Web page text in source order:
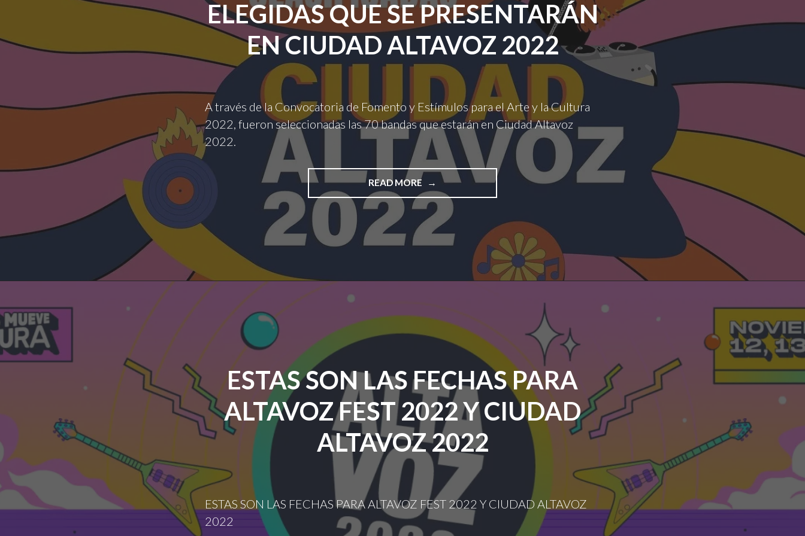
ELEGIDAS QUE SE PRESENTARÁN
EN CIUDAD ALTAVOZ 2022
A través de la Convocatoria de Fomento y Estímulos para el Arte y la Cultura
2022, fueron seleccionadas las 70 bandas que estarán en Ciudad Altavoz
2022.
READ MORE
"CONOCE
LAS
70
BANDAS
ELEGIDAS
PRESENTARÁN
ALTAVOZ
2022"
ESTAS SON LAS FECHAS PARA
ALTAVOZ FEST 2022 Y CIUDAD
ALTAVOZ 2022
ESTAS SON LAS FECHAS PARA ALTAVOZ FEST 2022 Y CIUDAD ALTAVOZ
2022